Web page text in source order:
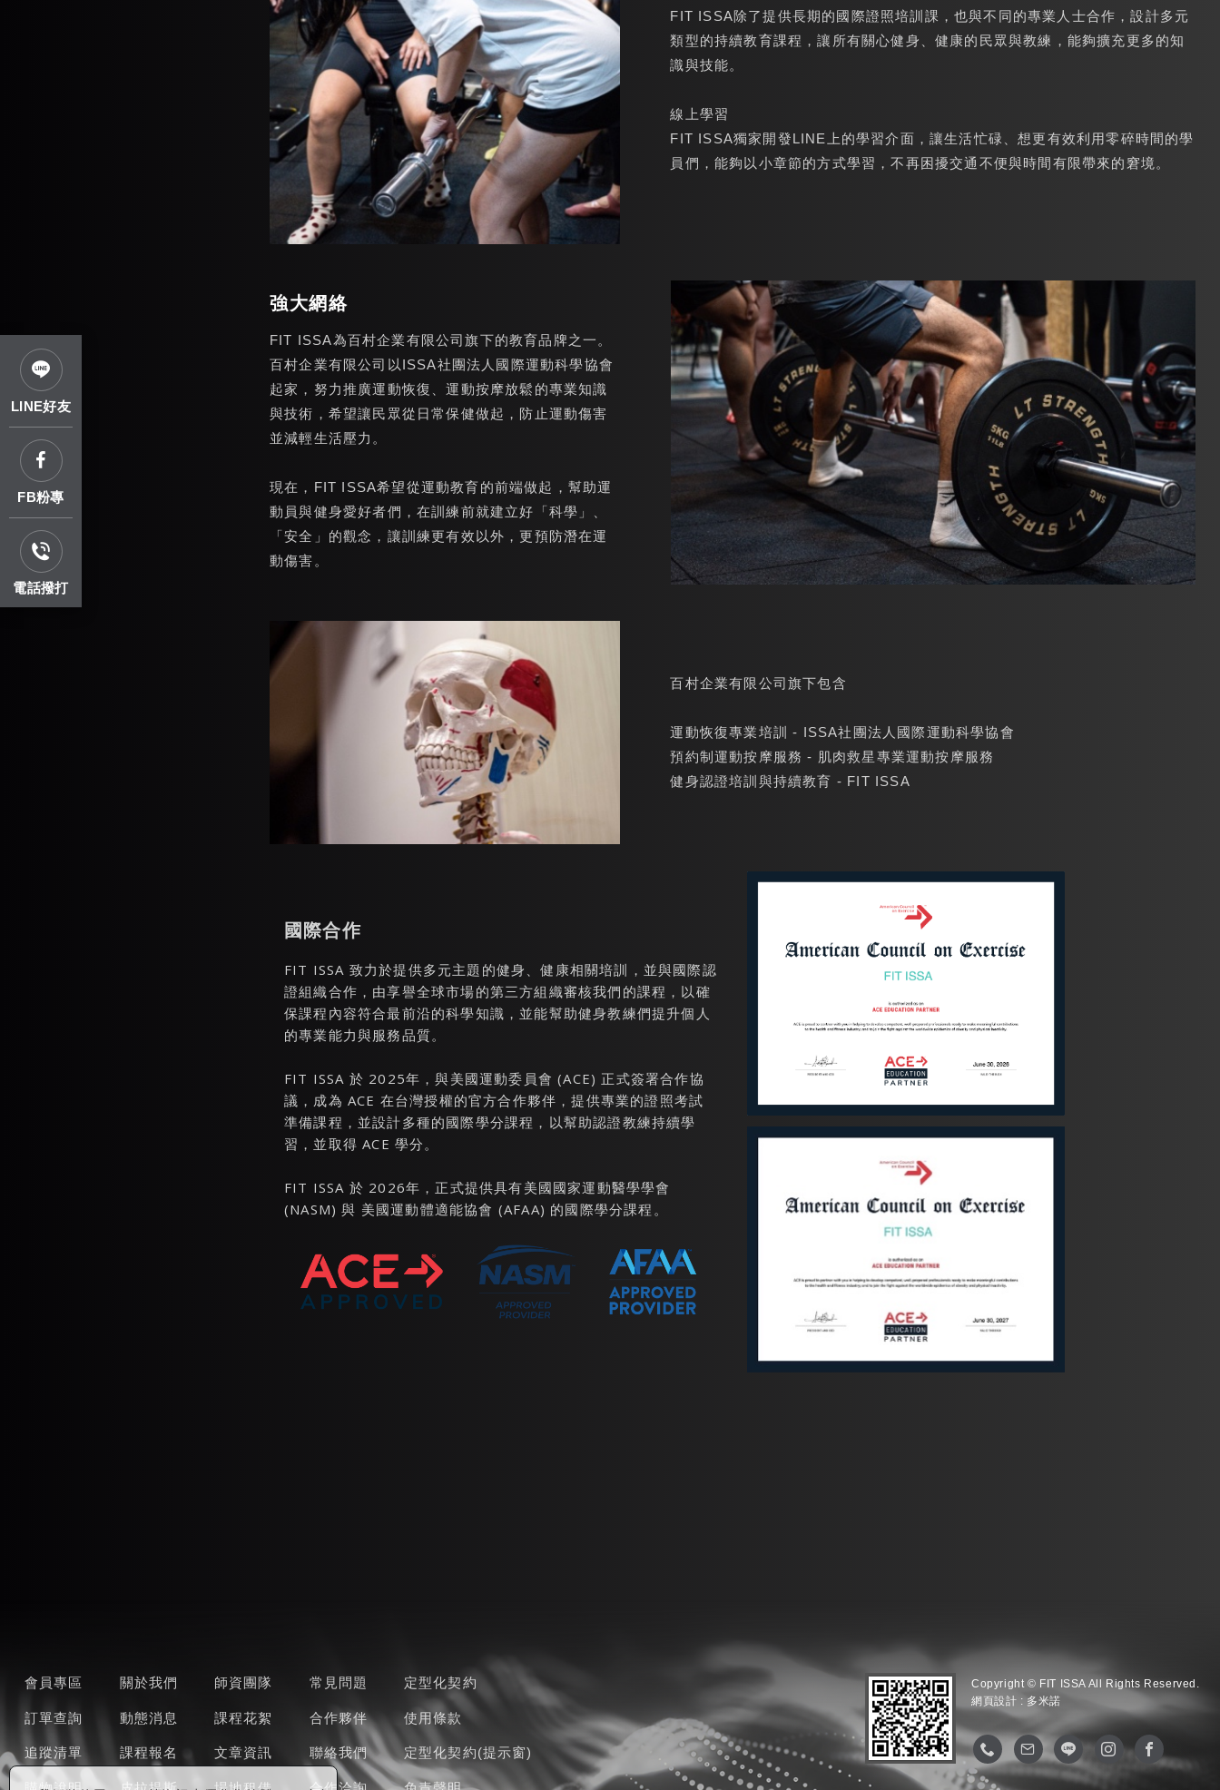
FIT ISSA除了提供長期的國際證照培訓課，也與不同的專業人士合作，設計多元
類型的持續教育課程，讓所有關心健身、健康的民眾與教練，能夠擴充更多的知
識與技能。
線上學習
FIT ISSA獨家開發LINE上的學習介面，讓生活忙碌、想更有效利用零碎時間的學
員們，能夠以小章節的方式學習，不再困擾交通不便與時間有限帶來的窘境。
強大網絡
FIT ISSA為百村企業有限公司旗下的教育品牌之一。
百村企業有限公司以ISSA社團法人國際運動科學協會
起家，努力推廣運動恢復、運動按摩放鬆的專業知識
與技術，希望讓民眾從日常保健做起，防止運動傷害
並減輕生活壓力。
現在，FIT ISSA希望從運動教育的前端做起，幫助運
動員與健身愛好者們，在訓練前就建立好「科學」、
「安全」的觀念，讓訓練更有效以外，更預防潛在運
動傷害。
百村企業有限公司旗下包含
運動恢復專業培訓 - ISSA社團法人國際運動科學協會
預約制運動按摩服務 - 肌肉救星專業運動按摩服務
健身認證培訓與持續教育 - FIT ISSA
國際合作
FIT ISSA 致力於提供多元主題的健身、健康相關培訓，並與國際認
證組織合作，由享譽全球市場的第三方組織審核我們的課程，以確
保課程內容符合最前沿的科學知識，並能幫助健身教練們提升個人
的專業能力與服務品質。
FIT ISSA 於 2025年，與美國運動委員會 (ACE) 正式簽署合作協
議，成為 ACE 在台灣授權的官方合作夥伴，提供專業的證照考試
準備課程，並設計多種的國際學分課程，以幫助認證教練持續學
習，並取得 ACE 學分。
FIT ISSA 於 2026年，正式提供具有美國國家運動醫學學會
(NASM) 與 美國運動體適能協會 (AFAA) 的國際學分課程。
會員專區
訂單查詢
追蹤清單
關於我們
動態消息
課程報名
師資團隊
課程花絮
文章資訊
常見問題
合作夥伴
聯絡我們
定型化契約
使用條款
定型化契約(提示窗)
Copyright © FIT ISSA All Rights Reserved.
網頁設計 : 多米諾
LINE好友
FB粉專
電話撥打